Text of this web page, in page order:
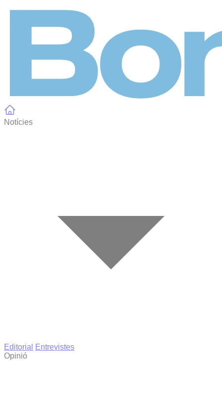
Notícies
Editorial
Entrevistes
Opinió